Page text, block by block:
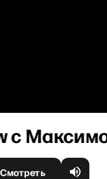
Смотреть